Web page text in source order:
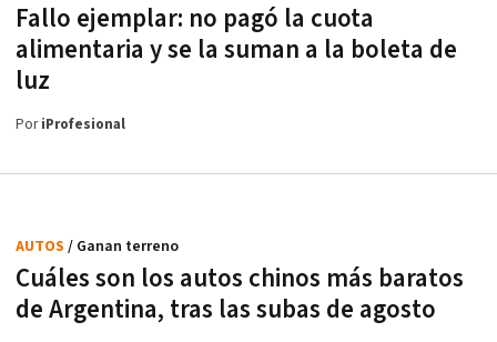
Fallo ejemplar: no pagó la cuota
alimentaria y se la suman a la boleta de
luz
PoriProfesional
Cuáles son los autos chinos más baratos
de Argentina, tras las subas de agosto
AUTOS / Ganan terreno